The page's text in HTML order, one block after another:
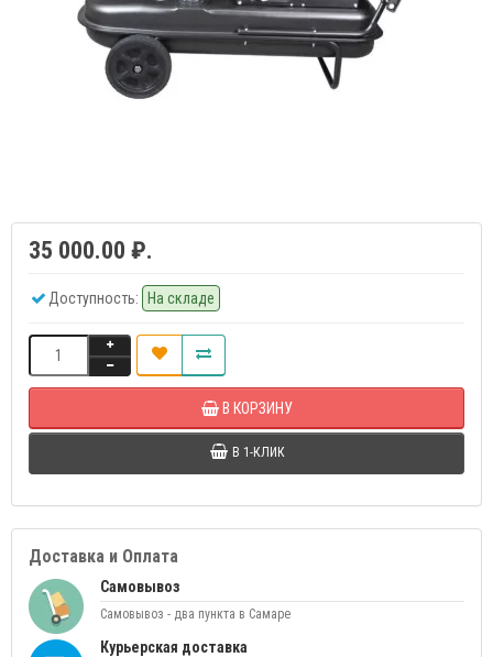
35 000.00 ₽.
Доступность: На складе
В КОРЗИНУ
В 1-КЛИК
Доставка и Оплата
Самовывоз
Самовывоз - два пункта в Самаре
Курьерская доставка